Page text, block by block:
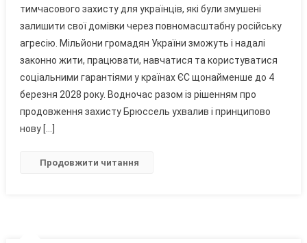
Тимчасовий
Захист
Для
Українців,
Але
Запровадив
Обмеження
тимчасового захисту для українців, які були змушені
залишити свої домівки через повномасштабну російську
агресію. Мільйони громадян України зможуть і надалі
законно жити, працювати, навчатися та користуватися
соціальними гарантіями у країнах ЄС щонайменше до 4
березня 2028 року. Водночас разом із рішенням про
продовження захисту Брюссель ухвалив і принципово
нову […]
Продовжити читання